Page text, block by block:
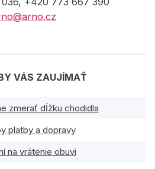
VÁS ZAUJÍMAŤ
zmerať dĺžku chodidla
platby a dopravy
na vrátenie obuvi